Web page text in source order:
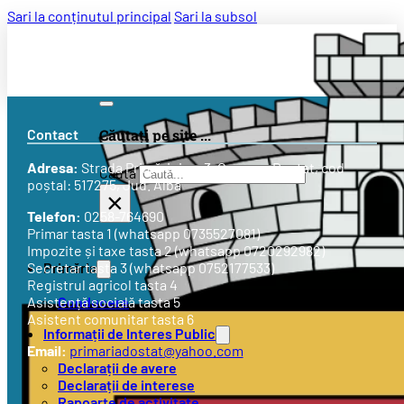
Sari la conținutul principal Sari la subsol
Căutați pe site ...
Caută
×
Primăria
Conducere
Informații de Interes Public
Declarații de avere
Declarații de interese
Contact
Adresa: StradaPrimăriei nr. 3, Comuna Doștat, cod
poștal: 517275, Jud. Alba
Telefon: 0258-764690
Primar tasta 1 (whatsapp 0735527081)
Impozite și taxe tasta 2 (whatsapp 0720292982)
Secretar tasta 3 (whatsapp 0752177533)
Registrul agricol tasta 4
Asistență socială tasta 5
Asistent comunitar tasta 6
Email: primariadostat@yahoo.com